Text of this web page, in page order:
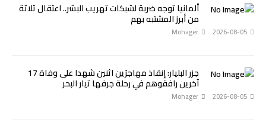
ألمانيا توجه ضربة لشبكات تهريب البشر.. اعتقال ثلاثة
من أبرز المشتبه بهم
2026-08-05
Mohager
جزر البليار: إنقاذ مهاجرَين اثنين شهدا على وفاة 17
آخرين رافقوهم في رحلة جرفها تيار البحر
2026-08-05
Mohager